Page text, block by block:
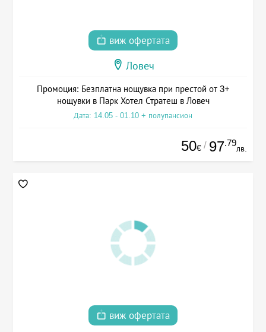
виж офертата
Ловеч
Промоция: Безплатна нощувка при престой от 3+
нощувки в Парк Хотел Стратеш в Ловеч
Дата: 14.05 - 01.10 + полупансион
50€ / 97.79
лв.
виж офертата